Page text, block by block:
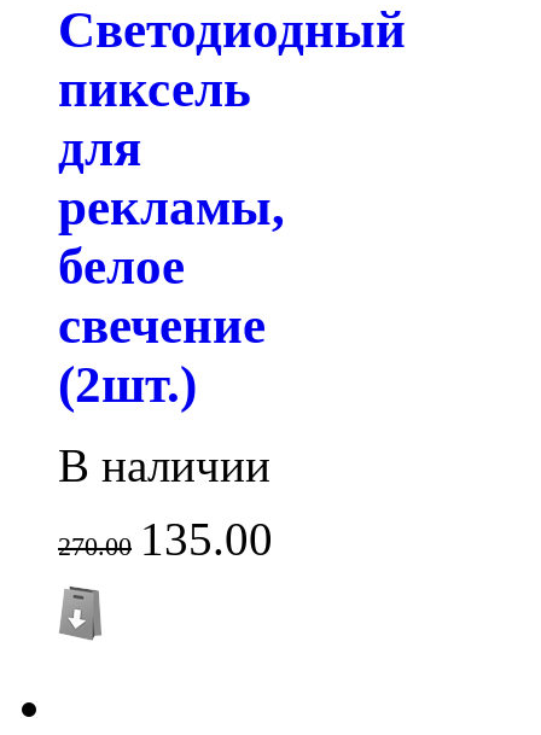
Светодиодный
пиксель
для
рекламы,
белое
свечение
(2шт.)
В наличии
270.00 135.00